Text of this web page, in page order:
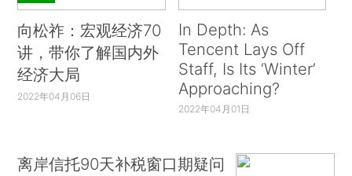
向松祚：宏观经济70
讲，带你了解国内外
经济大局
2022年04月06日
In Depth: As
Tencent Lays Off
Staff, Is Its ‘Winter’
Approaching?
2022年04月01日
离岸信托90天补税窗口期疑问